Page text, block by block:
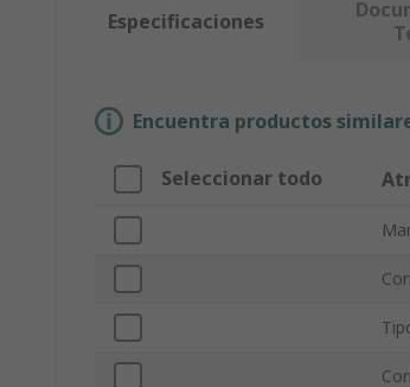
Especificaciones
Encuentra productos
Seleccionar todo